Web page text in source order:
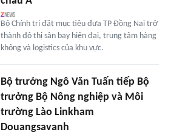
Bộ Chính trị đặt mục tiêu đưa TP Đồng Nai trở
thành đô thị sân bay hiện đại, trung tâm hàng
không và logistics của khu vực.
Bộ trưởng Ngô Văn Tuấn tiếp Bộ
trưởng Bộ Nông nghiệp và Môi
trường Lào Linkham
Douangsavanh